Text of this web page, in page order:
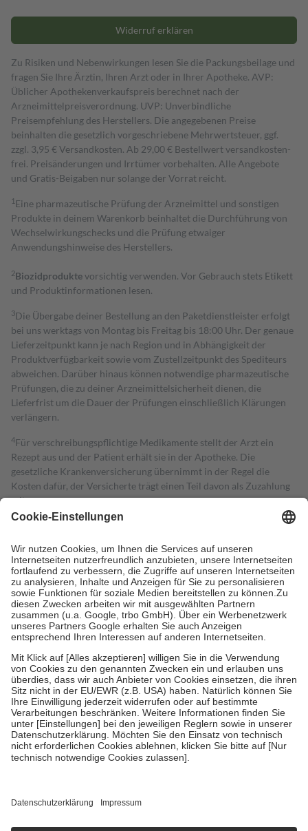
Widerruf erklären
Zu Risiken und Nebenwirkungen lesen Sie die Packungsbeilage und
fragen Sie Ihre Ärztin, Ihren Arzt oder in Ihrer Apotheke. AVP:
Üblicher Apothekenverkaufspreis berechnet nach der
Arzneimittelpreisverordnung. UVP: Unverbindliche
Preisempfehlung des Herstellers. Die angegebenen Preise
beinhalten die gesetzlich vorgeschriebene Mehrwertsteuer, ggf.
zzgl. 3,95 € Versandkosten. Ab 29,00 € Bestell­wert versand­kosten­
frei. Preisänderungen und Irrtümer vorbehalten. Alle Angebote
und Gratis-Beigaben nur solange der Vorrat reicht.
1 Eine pharmazeutische Prüfung der Arzneimittel und sonstigen
Produkte in deinem Warenkorb beinhaltet die Durchführung von
Wechselwirkungschecks und die Prüfung etwaiger
Anwendungshinweise des Herstellers.
2Biozidproduktevorsichtig verwenden. Vor Gebrauch stets Etikett
und Produktinformationen lesen.
3Die Übergabe deiner Bestellung an den Paketdienstleister erfolgt
bei uns werktags von Montag bis Freitag bis 18:00 Uhr. Der genaue
Lieferzeitpunkt kann je nach Region und in Abhängigkeit der
Produktverfügbarkeit sowie vom Zustellzeitpunkt des Spediteurs
abweichen. Darüber hinaus können notwendige pharmazeutische
Prüfungen, die zu deiner Arzneimittelsicherheit dienen, die
Lieferfrist um die Dauer der Prüfungen einschließlich Klärungen
verlängern.
4Für verschreibungspflichtige Medikamente stellt der Arzt ein
Rezept aus und der Patient erhält sie in der Apotheke. Die
gesetzliche Krankenversicherung übernimmt in der Regel die
Kosten dafür, der Versicherte trägt einen Teil davon als Zuzahlung
mit.
Grundsätzlich leisten Mitglieder Zuzahlungen in Höhe von zehn
höchstens zehn Euro.
Es sind jedoch nie mehr als die tatsächlichen
Kosten der Leistung zu entrichten.
Diese Regeln gelten grundsätzlich auch für Online-Apotheken.
Bei Heilmitteln und häuslicher Krankenpflege beträgt die
Zuzahlung zehn Prozent der Kosten sowie zehn Euro je
Verordnung.
Um das Engagement der Versicherten für ihre eigene Gesundheit zu
stärken und die besondere Stellung der Familie zu unterstützen,
fallenkeine Zuzahlungenan bei:
• Kindern und Jugendlichen bis zum vollendeten 18. Lebensjahr
mit Ausnahme der Fahrkosten
• Untersuchungen zur Vorsorge und Früherkennung, die von der
GKV getragen werden
• empfohlenen Schutzimpfungen
• Harn- und Blutteststreifen
getroffen, um sicherzustellen, dass es sich um echte Bewertungen